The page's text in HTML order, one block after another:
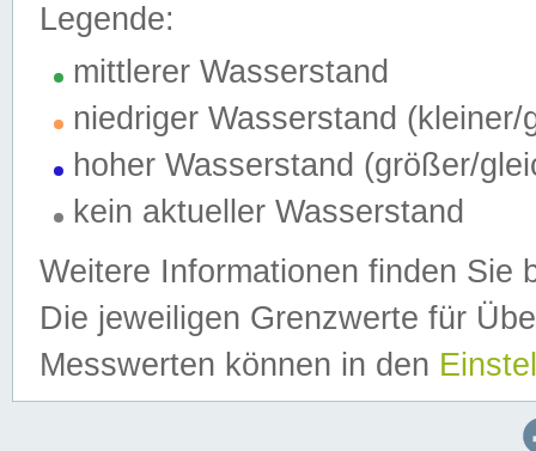
Legende:
mittlerer Wasserstand
niedriger Wasserstand (kleiner/
hoher Wasserstand (größer/
kein aktueller Wasserstand
Weitere Informationen finden Sie
Die jeweiligen Grenzwerte für
Messwerten können in den